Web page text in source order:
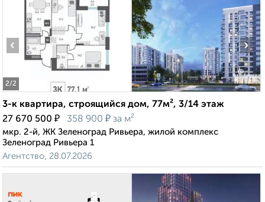
2/2
‹ ›
3-к квартира, строящийся дом, 77м², 3/14 этаж
27 670 500 ₽ 358 900 ₽ за м²
мкр. 2-й, ЖК Зеленоград Ривьера, жилой комплекс
Зеленоград Ривьера 1
Агентство, 28.07.2026